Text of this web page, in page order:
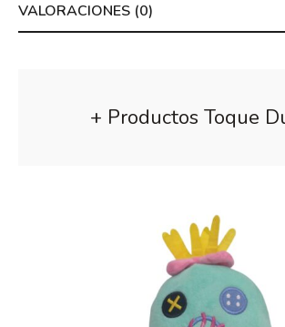
VALORACIONES (0)
+ Productos Toque